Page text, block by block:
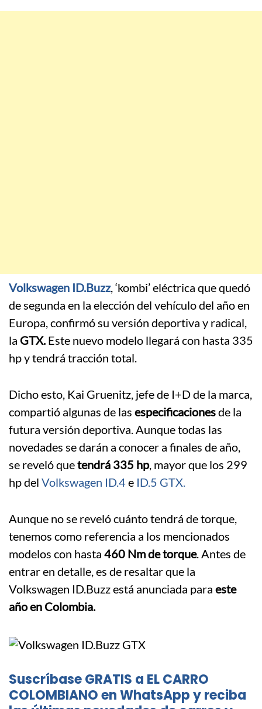
Volkswagen ID.Buzz, ‘kombi’ eléctrica que quedó
de segunda en la elección del vehículo del año en
Europa, confirmó su versión deportiva y radical,
la GTX.Este nuevo modelo llegará con hasta 335
hp y tendrá tracción total.
Dicho esto, Kai Gruenitz, jefe de I+D de la marca,
compartió algunas de las especificacionesde la
futura versión deportiva. Aunque todas las
novedades se darán a conocer a finales de año,
se reveló quetendrá 335 hp, mayor que los 299
hp del Volkswagen ID.4e ID.5 GTX.
Aunque no se reveló cuánto tendrá de torque,
tenemos como referencia a los mencionados
modelos con hasta 460 Nm de torque. Antes de
entrar en detalle, es de resaltar que la
Volkswagen ID.Buzz está anunciada para este
año en Colombia.
Suscríbase GRATIS a EL CARRO
COLOMBIANO en WhatsApp y reciba